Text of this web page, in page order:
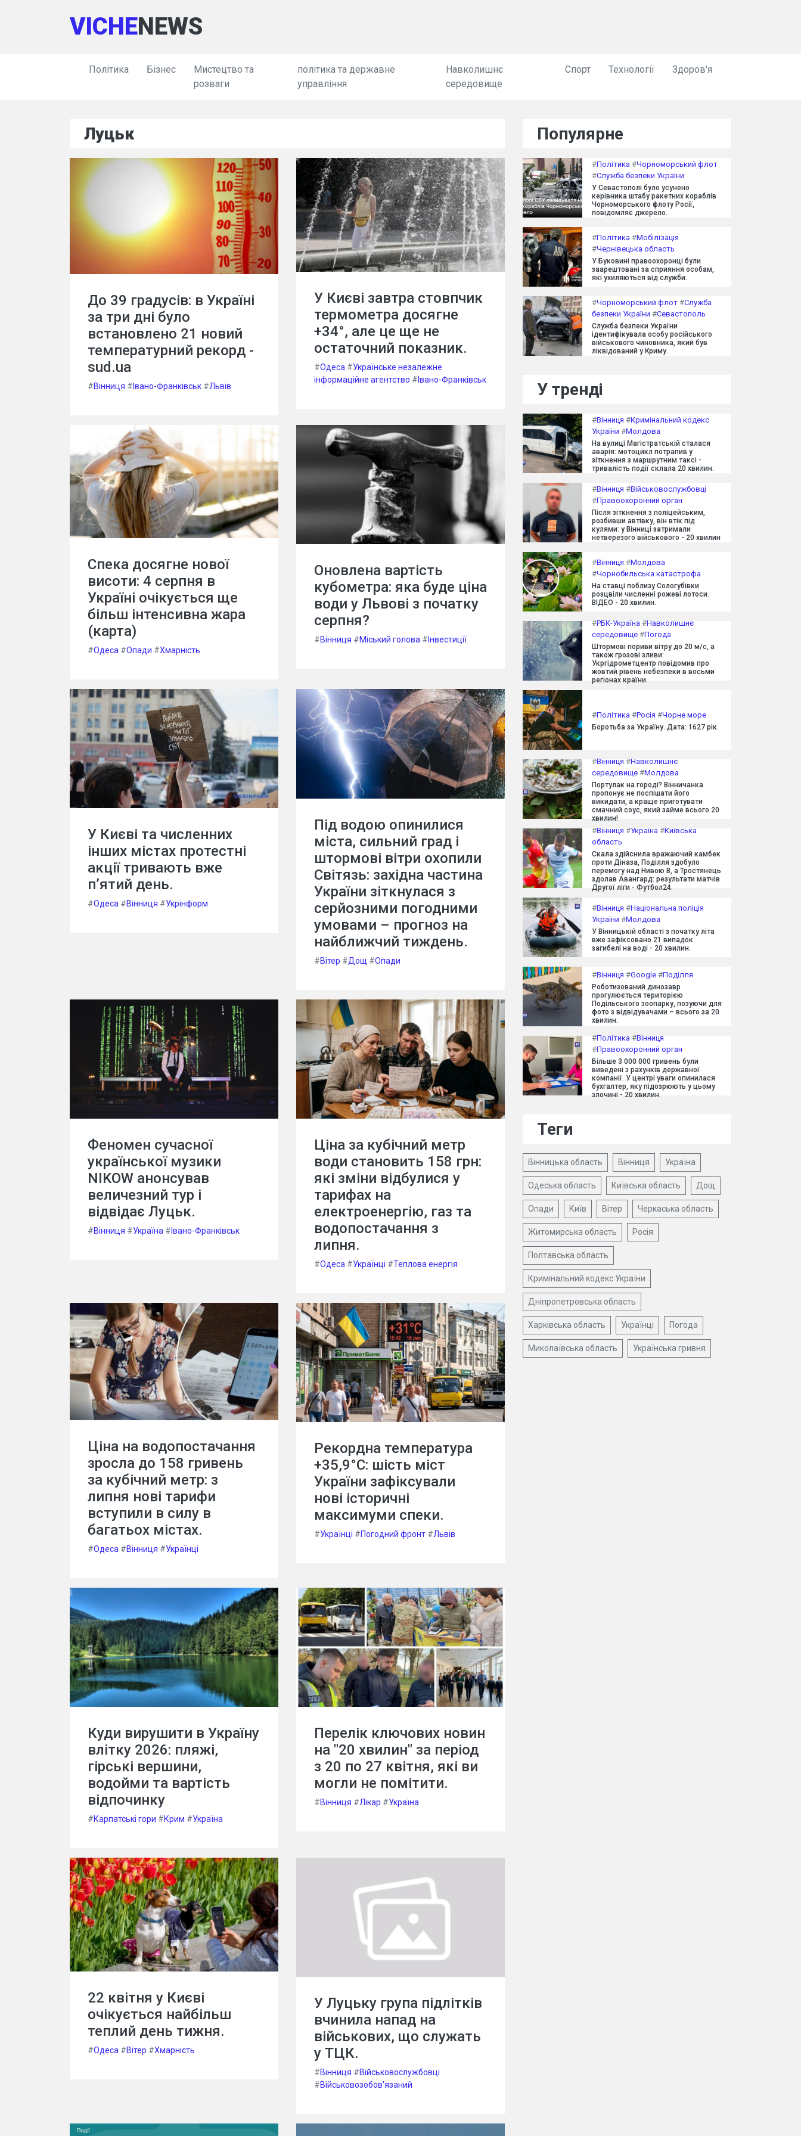
VICHENEWS
Політика Бізнес
Мистецтво та
розваги
політика та державне
управління
Навколишнє
середовище
Спорт Технології Здоров'я
Луцьк
До 39 градусів: в Україні
за три дні було
встановлено 21 новий
температурний рекорд -
sud.ua
#Вінниця # Івано-Франківськ #Львів
У Києві завтра стовпчик
термометра досягне
+34°, але це ще не
остаточний показник.
#Одеса #Українське незалежне
інформаційне агентство # Івано-Франківськ
Спека досягне нової
висоти: 4 серпня в
Україні очікується ще
більш інтенсивна жара
(карта)
#Одеса #Опади #Хмарність
Оновлена вартість
кубометра: яка буде ціна
води у Львові з початку
серпня?
#Вінниця #Міський голова # Інвестиції
У Києві та численних
інших містах протестні
акції тривають вже
п’ятий день.
#Одеса #Вінниця #Укрінформ
Під водою опинилися
міста, сильний град і
штормові вітри охопили
Світязь: західна частина
України зіткнулася з
серйозними погодними
умовами – прогноз на
найближчий тиждень.
#Вітер #Дощ #Опади
Феномен сучасної
української музики
NIKOW анонсував
величезний тур і
відвідає Луцьк.
#Вінниця #Україна # Івано-Франківськ
Ціна за кубічний метр
води становить 158 грн:
які зміни відбулися у
тарифах на
електроенергію, газ та
водопостачання з
липня.
#Одеса #Українці #Теплова енергія
Ціна на водопостачання
зросла до 158 гривень
за кубічний метр: з
липня нові тарифи
вступили в силу в
багатьох містах.
#Одеса #Вінниця #Українці
Рекордна температура
+35,9°C: шість міст
України зафіксували
нові історичні
максимуми спеки.
#Українці #Погодний фронт #Львів
Куди вирушити в Україну
влітку 2026: пляжі,
гірські вершини,
водойми та вартість
відпочинку
#Карпатські гори #Крим #Україна
Перелік ключових новин
на "20 хвилин" за період
з 20 по 27 квітня, які ви
могли не помітити.
#Вінниця #Лікар #Україна
22 квітня у Києві
очікується найбільш
теплий день тижня.
#Одеса #Вітер #Хмарність
У Луцьку група підлітків
вчинила напад на
військових, що служать
у ТЦК.
#Вінниця #Військовослужбовці
#Військовозобов'язаний
Популярне
#Політика #Чорноморський флот
#Служба безпеки України
У Севастополі було усунено
керівника штабу ракетних кораблів
Чорноморського флоту Росії,
повідомляє джерело.
#Політика #Мобілізація
#Чернівецька область
У Буковині правоохоронці були
заарештовані за сприяння особам,
які ухиляються від служби.
#Чорноморський флот #Служба
безпеки України #Севастополь
Служба безпеки України
ідентифікувала особу російського
військового чиновника, який був
ліквідований у Криму.
У тренді
#Вінниця #Кримінальний кодекс
України #Молдова
На вулиці Магістратській сталася
аварія: мотоцикл потрапив у
зіткнення з маршрутним таксі -
тривалість події склала 20 хвилин.
#Вінниця #Військовослужбовці
#Правоохоронний орган
Після зіткнення з поліцейським,
розбивши автівку, він втік під
кулями: у Вінниці затримали
нетверезого військового - 20 хвилин
#Вінниця #Молдова
#Чорнобильська катастрофа
На ставці поблизу Сологубівки
розцвіли численні рожеві лотоси.
ВІДЕО - 20 хвилин.
#РБК-Україна #Навколишнє
середовище #Погода
Штормові пориви вітру до 20 м/с, а
також грозові зливи:
Укргідрометцентр повідомив про
жовтий рівень небезпеки в восьми
регіонах країни.
#Політика #Росія #Чорне море
Боротьба за Україну. Дата: 1627 рік.
#Вінниця #Навколишнє
середовище #Молдова
Портулак на городі? Вінничанка
пропонує не поспішати його
викидати, а краще приготувати
смачний соус, який займе всього 20
хвилин!
#Вінниця #Україна #Київська
область
Скала здійснила вражаючий камбек
проти Діназа, Поділля здобуло
перемогу над Нивою В, а Тростянець
здолав Авангард: результати матчів
Другої ліги - Футбол24.
#Вінниця #Національна поліція
України #Молдова
У Вінницькій області з початку літа
вже зафіксовано 21 випадок
загибелі на воді - 20 хвилин.
#Вінниця #Google #Поділля
Роботизований динозавр
прогулюється територією
Подільського зоопарку, позуючи для
фото з відвідувачами – всього за 20
хвилин.
#Політика #Вінниця
#Правоохоронний орган
Більше 3 000 000 гривень були
виведені з рахунків державної
компанії. У центрі уваги опинилася
бухгалтер, яку підозрюють у цьому
злочині - 20 хвилин.
Теги
Вінницька область Вінниця Україна
Одеська область Київська область Дощ
Опади Київ Вітер Черкаська область
Житомирська область Росія
Полтавська область
Кримінальний кодекс України
Дніпропетровська область
Харківська область Українці Погода
Миколаївська область Українська гривня